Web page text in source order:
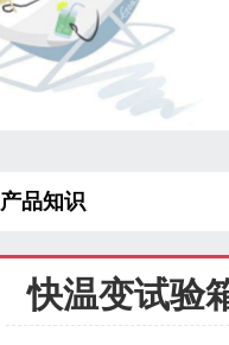
产品知识
快温变试验